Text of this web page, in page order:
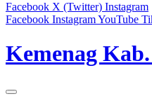
Facebook X (Twitter) Instagram
Facebook InstagramYouTube
Kemenag